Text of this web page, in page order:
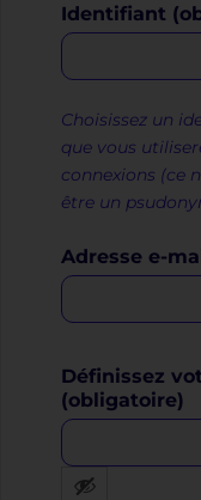
Identifiant
Choisissez un
que vous
connexions (ce
être un
Adresse e-
Définissez
(obligatoire)